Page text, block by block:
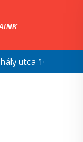
utca 10.